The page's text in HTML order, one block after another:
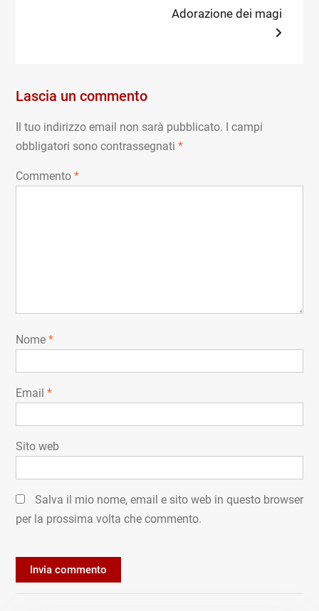
Adorazione dei magi
Lascia un commento
Il tuo indirizzo email non sarà pubblicato.
I campi
obbligatori sono contrassegnati *
Commento *
Nome *
Email *
Sito web
Salva il mio nome, email e sito web in questo browser
per la prossima volta che commento.